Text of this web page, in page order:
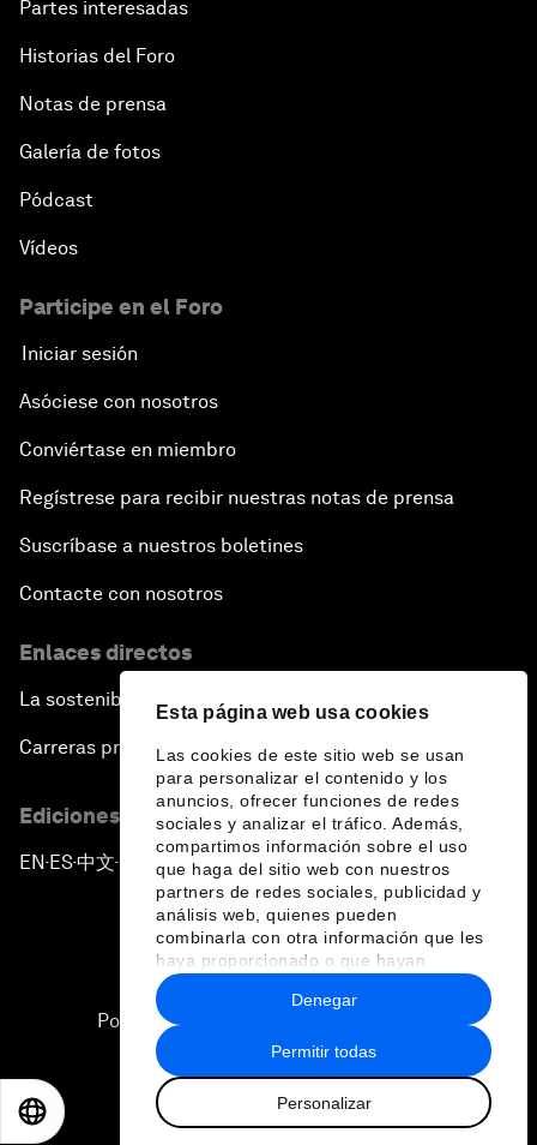
Esta página web usa cookies
Las cookies de este sitio web se usan
para personalizar el contenido y los
anuncios, ofrecer funciones de redes
sociales y analizar el tráfico. Además,
compartimos información sobre el uso
que haga del sitio web con nuestros
partners de redes sociales, publicidad y
análisis web, quienes pueden
combinarla con otra información que les
haya proporcionado o que hayan
recopilado a partir del uso que haya
hecho de sus servicios.
Permitir todas
Personalizar
Denegar
Partes interesadas
Historias del Foro
Notas de prensa
Galería de fotos
Pódcast
Vídeos
Participe en el Foro
Iniciar sesión
Asóciese con nosotros
Conviértase en miembro
Regístrese para recibir nuestras notas de prensa
Suscríbase a nuestros boletines
Contacte con nosotros
Enlaces directos
La sostenibilidad en el Foro
Carreras profesionales
Ediciones en otros idiomas
EN ▪ES▪中文▪ 日本語
Política de privacidad y normas de uso
Sitemap
2026 Foro Económico Mundial